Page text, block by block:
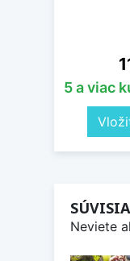
5 a viac
Neviete